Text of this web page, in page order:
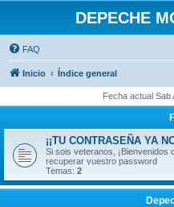
DEPECHE
FAQ
Inicio Índice general
Fecha actual Sab
¡¡TU CONTRASEÑA YA
Si sois veteranos, ¡Bienvenidos
recuperar vuestro password
Temas: 2